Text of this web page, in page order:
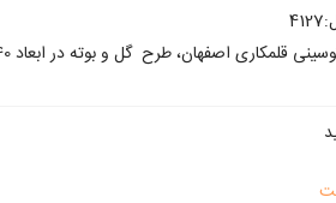
4127
اصفهان، طرح گل و بوته در ابعاد 40*40 سانتیمتر، با بالاترین کیفیت ساخت و رنگ آمیزی